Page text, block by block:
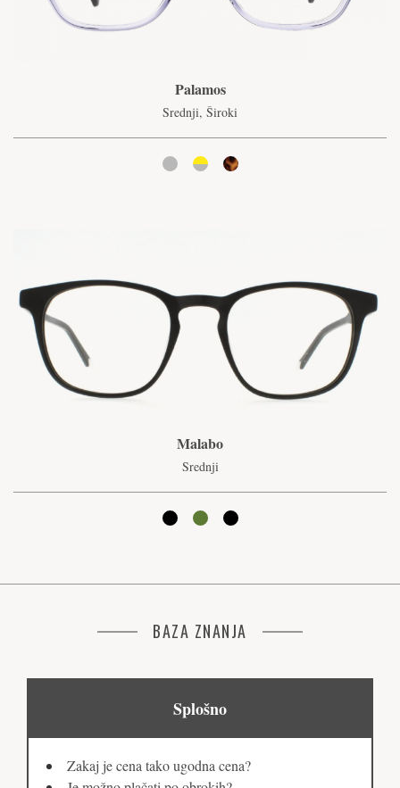
Palamos
Srednji, Široki
Malabo
Srednji
BAZA ZNANJA
Splošno
Zakaj je cena tako ugodna cena?